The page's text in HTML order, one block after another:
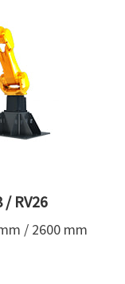
/ RV26
/ 2600 mm